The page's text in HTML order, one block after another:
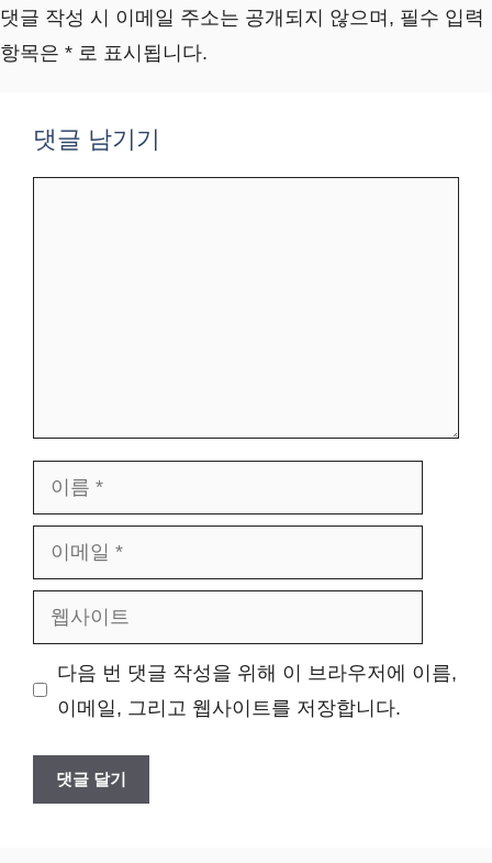
댓글 작성 시 이메일 주소는 공개되지 않으며, 필수 입력
항목은 * 로 표시됩니다.
댓글 남기기
름
메
사
다음 번 댓글 작성을 위해 이 브라우저에 이름,
이메일, 그리고 웹사이트를 저장합니다.